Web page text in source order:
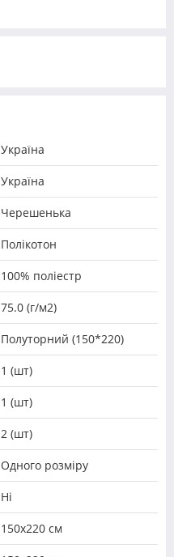
Україна
Україна
Черешенька
Полікотон
100% поліестр
75.0 (г/м2)
Полуторний (150*220)
1 (шт)
1 (шт)
2 (шт)
Одного розміру
Ні
150х220 см